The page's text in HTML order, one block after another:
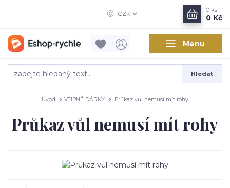
Menu
CZK
Hledat
0 ks
0 Kč
Úvod VTIPNÉ DÁRKY Průkaz vůl nemusí mít rohy
Průkaz vůl nemusí mít rohy